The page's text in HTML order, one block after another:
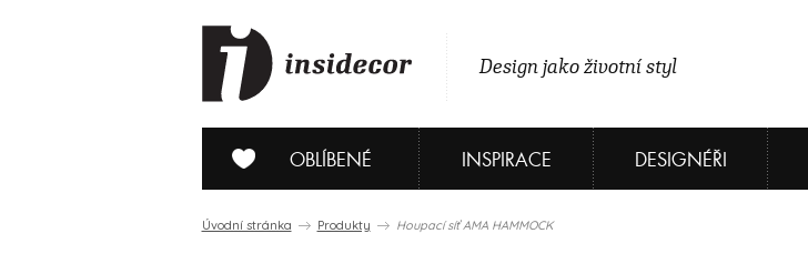
Design jako životní styl
OBLÍBENÉ INSPIRACE DESIGNÉŘI
Úvodní stránka Produkty Houpací síť AMA HAMMOCK